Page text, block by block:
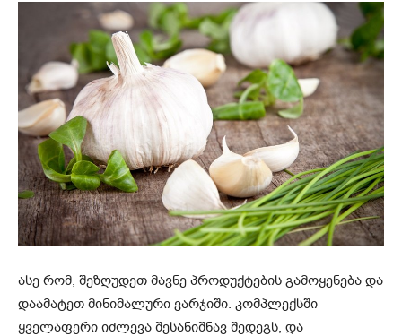
ასე რომ, შეზღუდეთ მავნე პროდუქტების გამოყენება და
დაამატეთ მინიმალური ვარჯიში. კომპლექსში
ყველაფერი იძლევა შესანიშნავ შედეგს, და